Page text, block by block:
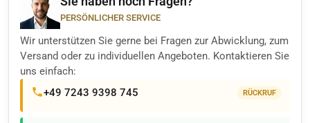
PERSÖNLICHER SERVICE
Wir unterstützen Sie gerne bei Fragen zur Abwicklung, zum
Versand oder zu individuellen Angeboten. Kontaktieren Sie
uns einfach:
+49 7243 9398 745
RÜCKRUF